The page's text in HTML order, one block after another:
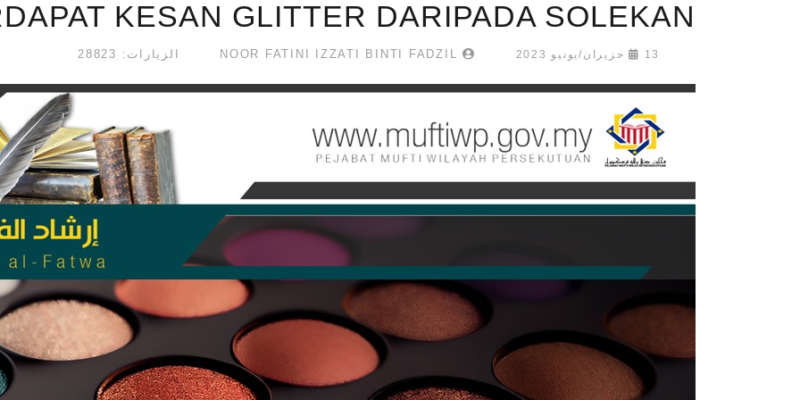
KESAN GLITTER DARIPADA SOLEKAN?
13 حزيران/يونيو 2023 الزيارات: 28823